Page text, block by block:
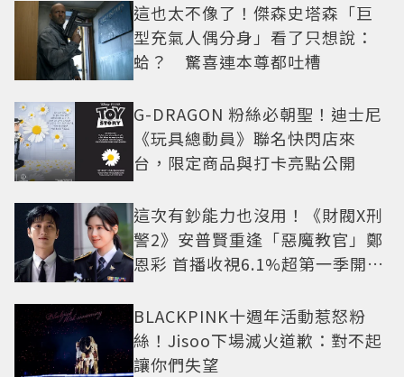
這也太不像了！傑森史塔森「巨
型充氣人偶分身」看了只想說：
蛤？ 驚喜連本尊都吐槽
G-DRAGON 粉絲必朝聖！迪士尼
《玩具總動員》聯名快閃店來
台，限定商品與打卡亮點公開
這次有鈔能力也沒用！《財閥X刑
警2》安普賢重逢「惡魔教官」鄭
恩彩 首播收視6.1%超第一季開紅
BLACKPINK十週年活動惹怒粉
絲！Jisoo下場滅火道歉：對不起
讓你們失望